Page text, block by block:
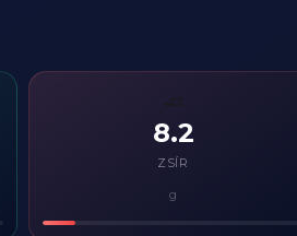
8.2
ZSÍR
g